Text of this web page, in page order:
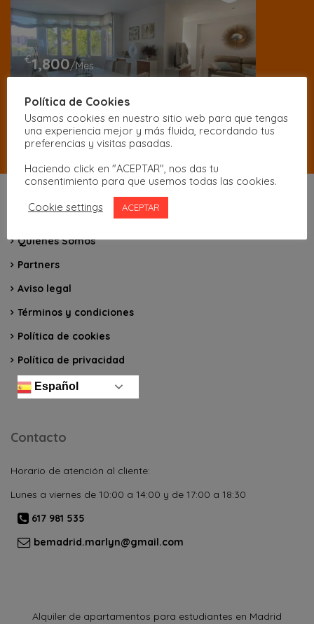
€1,800/Mes
1 Habitación
Quienes Somos
Partners
Aviso legal
Términos y condiciones
Política de cookies
Política de privacidad
Español
Contacto
Horario de atención al cliente:
Lunes a viernes de 10:00 a 14:00 y de 17:00 a 18:30
617 981 535
bemadrid.marlyn@gmail.com
Alquiler de apartamentos para estudiantes en Madrid
Política de Cookies
Usamos cookies en nuestro sitio web para que tengas
una experiencia mejor y más fluida, recordando tus
preferencias y visitas pasadas.
Haciendo click en "ACEPTAR", nos das tu
consentimiento para que usemos todas las cookies.
Cookie settings
ACEPTAR